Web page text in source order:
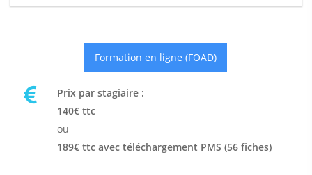
Formation en ligne (FOAD)
Prix par stagiaire :
140€ ttc
ou
189€ ttc avec téléchargement PMS (56 fiches)